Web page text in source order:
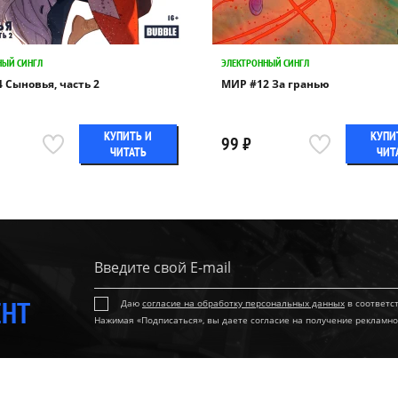
СИНГЛ
часть 2
КУПИТЬ И
ЧИТАТЬ
ЭЛЕКТРОННЫЙ СИНГЛ
МИР #12 За гранью
99 ₽
Даю согласие на обработку персональных данных в
Нажимая «Подписаться», вы даете согласие на получение